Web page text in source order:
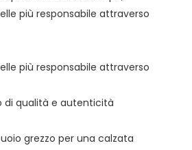
più responsabile attraverso
più responsabile attraverso
di qualità e autenticità
grezzo per una calzata